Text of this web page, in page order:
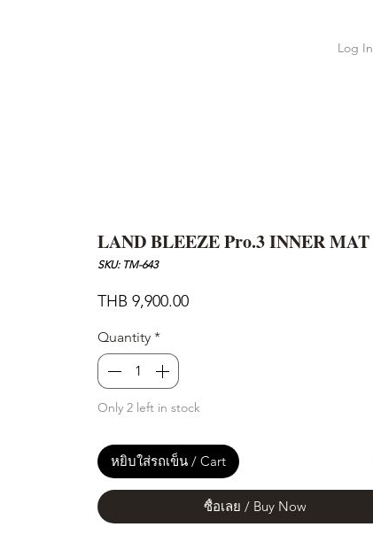
Log In
LAND BLEEZE Pro.3 INNER MAT
SKU: TM-643
THB 9,900.00Price
Quantity *
Only 2 left in stock
หยิบใส่รถเข็น / Cart
ซื้อเลย / Buy Now